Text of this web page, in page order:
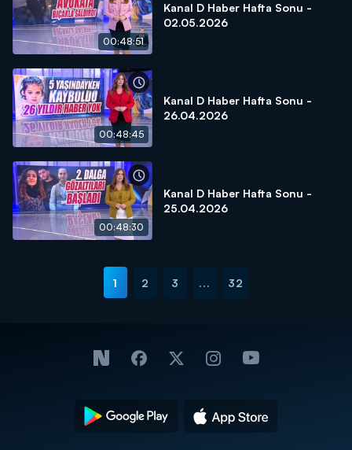
00:48:51
Kanal D Haber Hafta Sonu -
02.05.2026
00:48:45
Kanal D Haber Hafta Sonu -
26.04.2026
00:48:30
Kanal D Haber Hafta Sonu -
25.04.2026
1 2 3 ... 32